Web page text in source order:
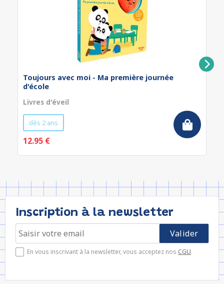
Toujours avec moi - Ma première journée
d'école
Livres d'éveil
dès 2 ans
12.95 €
Inscription à la newsletter
En vous inscrivant à la newsletter, vous acceptez nos CGU.